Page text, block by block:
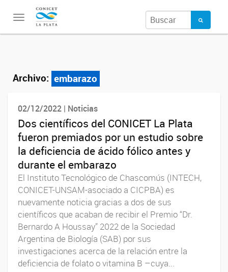
Toggle
navigation
Archivo: embarazo
02/12/2022 | Noticias
Dos científicos del CONICET La Plata
fueron premiados por un estudio sobre
la deficiencia de ácido fólico antes y
durante el embarazo
El Instituto Tecnológico de Chascomús (INTECH,
CONICET-UNSAM-asociado a CICPBA) es
nuevamente noticia gracias a dos de sus
científicos que acaban de recibir el Premio “Dr.
Bernardo A Houssay” 2022 de la Sociedad
Argentina de Biología (SAB) por sus
investigaciones acerca de la relación entre la
deficiencia de folato o vitamina B –cuya...